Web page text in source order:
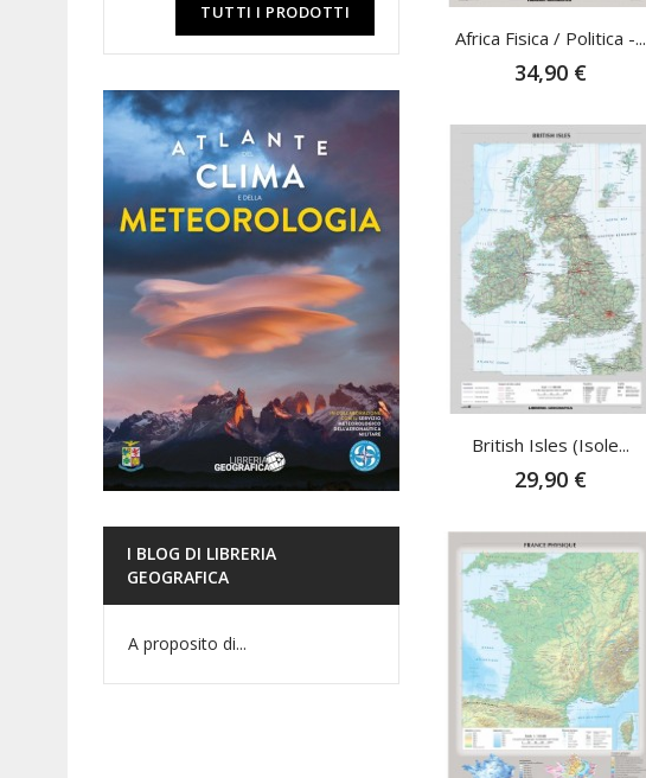
TUTTI I PRODOTTI
I BLOG DI LIBRERIA
GEOGRAFICA
A proposito di...
Africa Fisica / Politica -...
34,90 €
British Isles (Isole...
29,90 €